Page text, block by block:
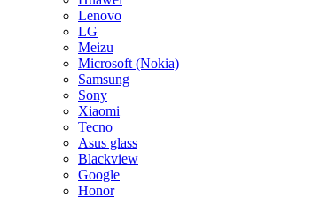
Lenovo
LG
Meizu
Microsoft (Nokia)
Samsung
Sony
Xiaomi
Tecno
Asus glass
Blackview
Google
Honor